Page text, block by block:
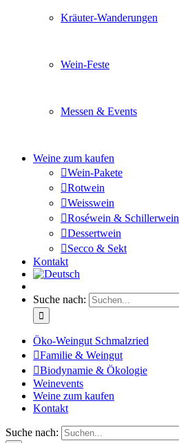
Kräuter-Wanderungen
Wein-Feste
Messen & Events
Weine zum kaufen
Wein-Pakete
Rotwein
Weisswein
Roséwein & Schillerwein
Dessertwein
Secco & Sekt
Kontakt
Suche nach:
Öko-Weingut Schmalzried
Familie & Weingut
Biodynamie & Ökologie
Weinevents
Weine zum kaufen
Kontakt
Suche nach: